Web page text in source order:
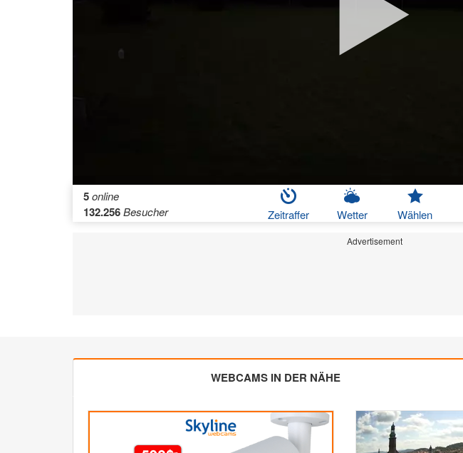
5online
132.256Besucher Zeitraffer Wetter Wählen
Advertisement
WEBCAMS IN DER NÄHE